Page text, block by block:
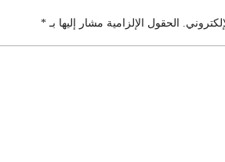
الحقول الإلزامية مشار إليها بـ *